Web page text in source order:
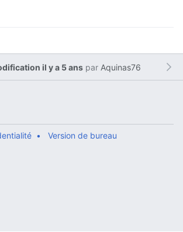
il y a 5 anspar Aquinas76
Version de bureau